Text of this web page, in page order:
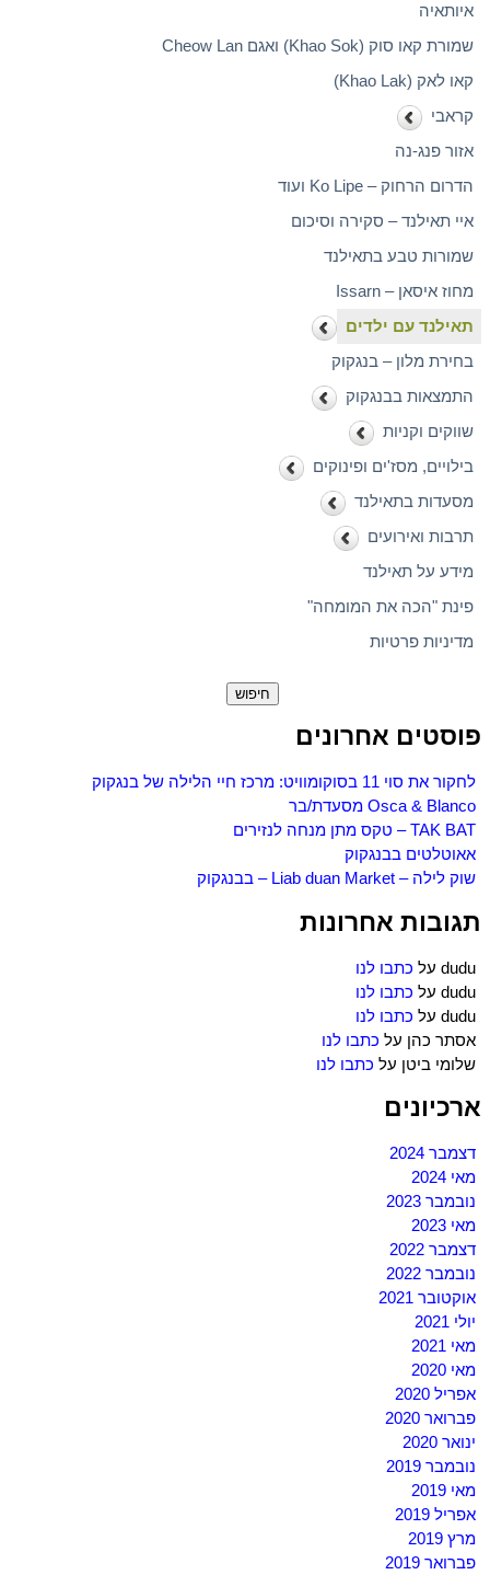
איותאיה
שמורת קאו סוק (Khao Sok) ואגם Cheow Lan
קאו לאק (Khao Lak)
קראבי
אזור פנג-נה
הדרום הרחוק – Ko Lipe ועוד
איי תאילנד – סקירה וסיכום
שמורות טבע בתאילנד
מחוז איסאן – Issarn
תאילנד עם ילדים
בחירת מלון – בנגקוק
התמצאות בבנגקוק
שווקים וקניות
בילויים, מסז'ים ופינוקים
מסעדות בתאילנד
תרבות ואירועים
מידע על תאילנד
פינת "הכה את המומחה"
מדיניות פרטיות
פוסטים אחרונים
לחקור את סוי 11 בסוקומוויט: מרכז חיי הלילה של בנגקוק
Osca & Blanco מסעדת/בר
TAK BAT – טקס מתן מנחה לנזירים
אאוטלטים בבנגקוק
שוק לילה – Liab duan Market – בבנגקוק
תגובות אחרונות
dudu על כתבו לנו
dudu על כתבו לנו
dudu על כתבו לנו
אסתר כהן על כתבו לנו
שלומי ביטן על כתבו לנו
ארכיונים
דצמבר 2024
מאי 2024
נובמבר 2023
מאי 2023
דצמבר 2022
נובמבר 2022
אוקטובר 2021
יולי 2021
מאי 2021
מאי 2020
אפריל 2020
פברואר 2020
ינואר 2020
נובמבר 2019
מאי 2019
אפריל 2019
מרץ 2019
פברואר 2019